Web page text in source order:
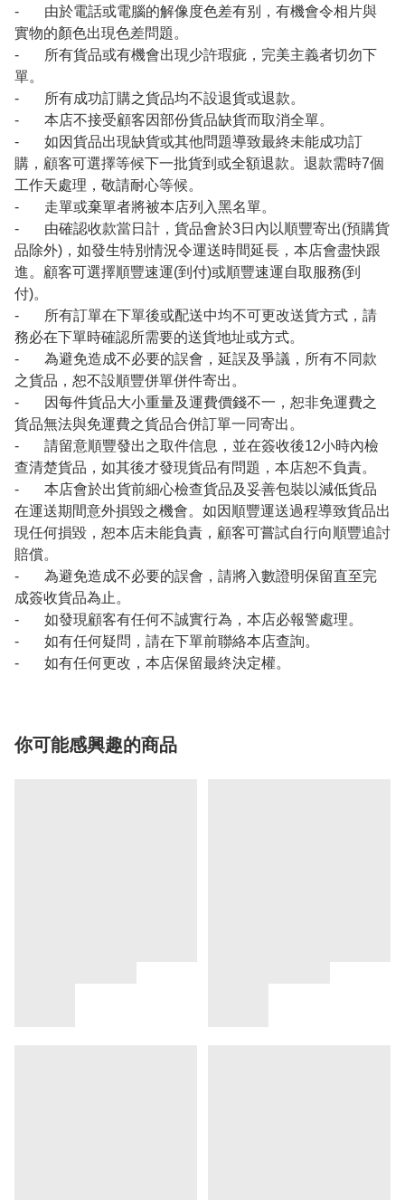
- 由於電話或電腦的解像度色差有别，有機會令相片與
實物的顏色出現色差問題。
- 所有貨品或有機會出現少許瑕疵，完美主義者切勿下
單。
- 所有成功訂購之貨品均不設退貨或退款。
- 本店不接受顧客因部份貨品缺貨而取消全單。
- 如因貨品出現缺貨或其他問題導致最終未能成功訂
購，顧客可選擇等候下一批貨到或全額退款。退款需時7個
工作天處理，敬請耐心等候。
- 走單或棄單者將被本店列入黑名單。
- 由確認收款當日計，貨品會於3日內以順豐寄出(預購貨
品除外)，如發生特別情況令運送時間延長，本店會盡快跟
進。顧客可選擇順豐速運(到付)或順豐速運自取服務(到
付)。
- 所有訂單在下單後或配送中均不可更改送貨方式，請
務必在下單時確認所需要的送貨地址或方式。
- 為避免造成不必要的誤會，延誤及爭議，所有不同款
之貨品，恕不設順豐併單併件寄出。
- 因每件貨品大小重量及運費價錢不一，恕非免運費之
貨品無法與免運費之貨品合併訂單一同寄出。
- 請留意順豐發出之取件信息，並在簽收後12小時內檢
查清楚貨品，如其後才發現貨品有問題，本店恕不負責。
- 本店會於出貨前細心檢查貨品及妥善包裝以減低貨品
在運送期間意外損毀之機會。如因順豐運送過程導致貨品出
現任何損毀，恕本店未能負責，顧客可嘗試自行向順豐追討
賠償。
- 為避免造成不必要的誤會，請將入數證明保留直至完
成簽收貨品為止。
- 如發現顧客有任何不誠實行為，本店必報警處理。
- 如有任何疑問，請在下單前聯絡本店查詢。
- 如有任何更改，本店保留最終決定權。
你可能感興趣的商品